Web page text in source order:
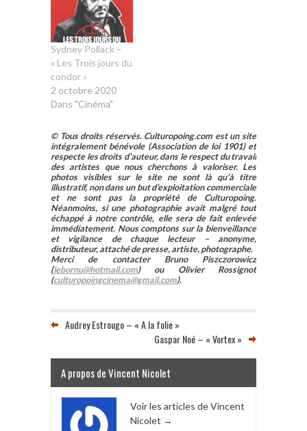
Sydney Pollack –
« Les Trois jours du
condor »
2 octobre 2020
Dans "Cinéma"
© Tous droits réservés. Culturopoing.com est un site
intégralement bénévole (Association de loi 1901) et
respecte les droits d’auteur, dans le respect du travail
des artistes que nous cherchons à valoriser. Les
photos visibles sur le site ne sont là qu’à titre
illustratif, non dans un but d’exploitation commerciale
et ne sont pas la propriété de Culturopoing.
Néanmoins, si une photographie avait malgré tout
échappé à notre contrôle, elle sera de fait enlevée
immédiatement. Nous comptons sur la bienveillance
et vigilance de chaque lecteur – anonyme,
distributeur, attaché de presse, artiste, photographe.
Merci de contacter Bruno Piszczorowicz
(lebornu@hotmail.com) ou Olivier Rossignot
(culturopoingcinema@gmail.com).
Audrey Estrougo – « A la folie »
Gaspar Noé – « Vortex »
A propos de Vincent Nicolet
Voir les articles de Vincent
Nicolet →